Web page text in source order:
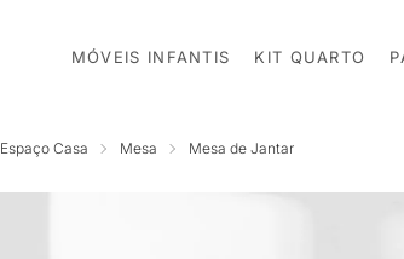
MÓVEIS INFANTIS KIT QUARTO
Espaço Casa Mesa Mesa de Jantar